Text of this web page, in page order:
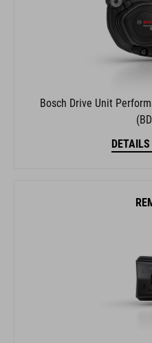
Bosch Drive Unit